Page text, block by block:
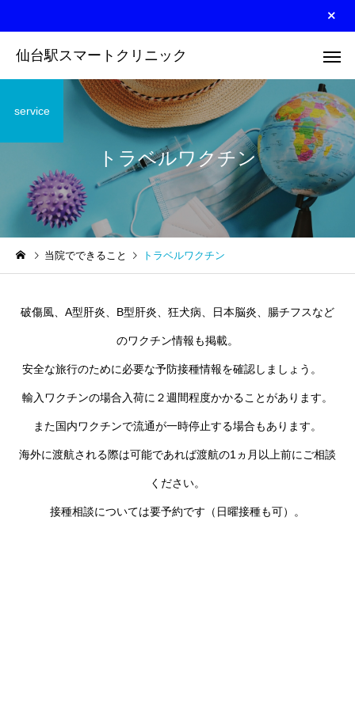
仙台駅スマートクリニック
２４時間心電図 睡眠時無呼
トラベルワクチン 睡眠障害
トラベルワクチン
service
当院でできること トラベルワクチン
破傷風、A型肝炎、B型肝炎、狂犬病、日本脳炎、腸チフスなど
のワクチン情報も掲載。
安全な旅行のために必要な予防接種情報を確認しましょう。
輸入ワクチンの場合入荷に２週間程度かかることがあります。
また国内ワクチンで流通が一時停止する場合もあります。
海外に渡航される際は可能であれば渡航の1ヵ月以上前にご相談
ください。
接種相談については要予約です（日曜接種も可）。